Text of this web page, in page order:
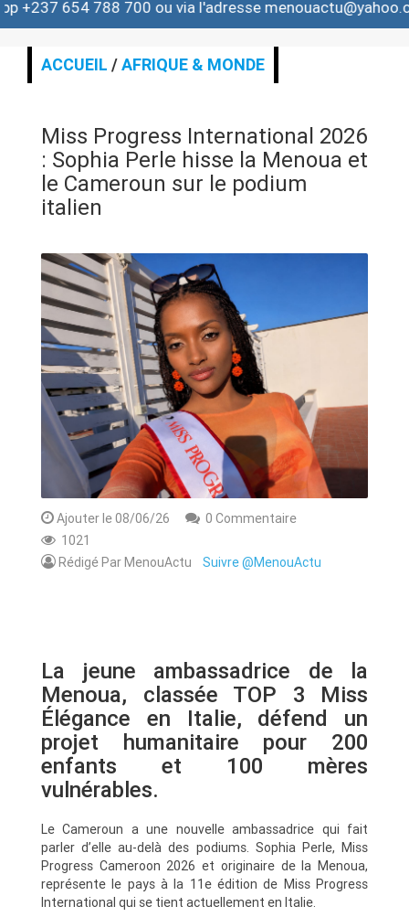
ACCUEIL
ACTUALITE
ALERTE
ANNONCE
ASSAINISSEMENT
BREAKING-NEWS
CAMEROUN
ou via l'adresse menouactu@yahoo.com ou
ACCUEIL /AFRIQUE & MONDE
Miss Progress International 2026
: Sophia Perle hisse la Menoua et
le Cameroun sur le podium
italien
Ajouter le 08/06/26
0 Commentaire
1021
Rédigé Par MenouActu Suivre @MenouActu
La jeune ambassadrice de la
Menoua, classée TOP 3 Miss
Élégance en Italie, défend un
projet humanitaire pour 200
enfants et 100 mères
vulnérables.
Le Cameroun a une nouvelle ambassadrice qui fait
parler d’elle au-delà des podiums. Sophia Perle, Miss
Progress Cameroon 2026 et originaire de la Menoua,
représente le pays à la 11e édition de Miss Progress
International qui se tient actuellement en Italie.